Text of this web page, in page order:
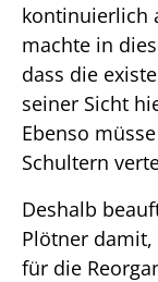
kontinuierlich
machte in
dass die
seiner Sicht
Ebenso
Schultern
Deshalb
Plötner damit,
für die